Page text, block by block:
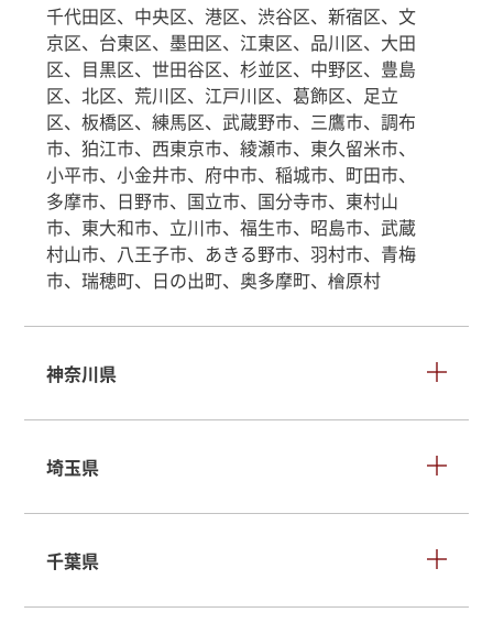
千代田区、中央区、港区、渋谷区、新宿区、文
京区、台東区、墨田区、江東区、品川区、大田
区、目黒区、世田谷区、杉並区、中野区、豊島
区、北区、荒川区、江戸川区、葛飾区、足立
区、板橋区、練馬区、武蔵野市、三鷹市、調布
市、狛江市、西東京市、綾瀬市、東久留米市、
小平市、小金井市、府中市、稲城市、町田市、
多摩市、日野市、国立市、国分寺市、東村山
市、東大和市、立川市、福生市、昭島市、武蔵
村山市、八王子市、あきる野市、羽村市、青梅
市、瑞穂町、日の出町、奥多摩町、檜原村
神奈川県
埼玉県
千葉県